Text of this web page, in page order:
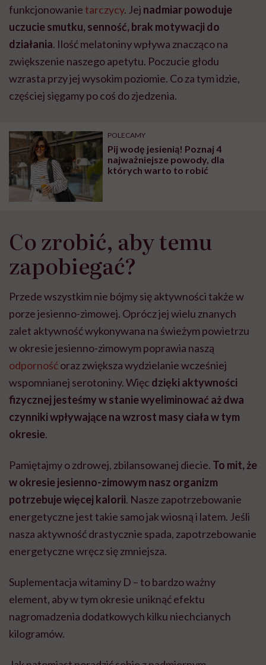
funkcjonowanietarczycy. Jej nadmiar powoduje
uczucie smutku, senność, brak motywacji do
działania. Ilość melatoniny wpływa znacząco na
zwiększenie naszego apetytu. Poczucie głodu
wzrasta przy jej wysokim poziomie. Co za tym idzie,
częściej sięgamy po coś do zjedzenia.
POLECAMY
Pij wodę jesienią! Poznaj 4
najważniejsze powody, dla
których warto to robić
Co zrobić, aby temu
zapobiegać?
Przede wszystkim nie bójmy się aktywności także w
porze jesienno-zimowej. Oprócz jej wielu znanych
zalet aktywność wykonywana na świeżym powietrzu
w okresie jesienno-zimowym poprawia naszą
odpornośćoraz zwiększa wydzielanie wcześniej
wspomnianej serotoniny. Więc dzięki aktywności
fizycznej jesteśmy w stanie wyeliminować aż dwa
czynniki wpływające na wzrost masy ciała w tym
okresie.
Pamiętajmy o zdrowej, zbilansowanej diecie. To mit, że
w okresie jesienno-zimowym nasz organizm
potrzebuje więcej kalorii. Nasze zapotrzebowanie
energetyczne jest takie samo jak wiosną i latem. Jeśli
nasza aktywność drastycznie spada, zapotrzebowanie
energetyczne wręcz się zmniejsza.
Suplementacja witaminy D – to bardzo ważny
element, aby w tym okresie uniknąć efektu
nagromadzenia dodatkowych kilku niechcianych
kilogramów.